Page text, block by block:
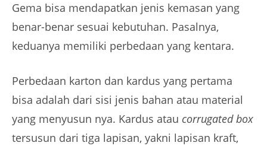
Gema bisa mendapatkan jenis kemasan yang
benar-benar sesuai kebutuhan. Pasalnya,
keduanya memiliki perbedaan yang kentara.
Perbedaan karton dan kardus yang pertama
bisa adalah dari sisi jenis bahan atau material
yang menyusun nya. Kardus atau corrugated box
tersusun dari tiga lapisan, yakni lapisan kraft,